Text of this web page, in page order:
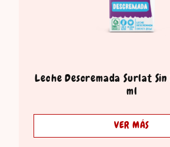
Leche Descremada Surlat
ml
VER MÁS